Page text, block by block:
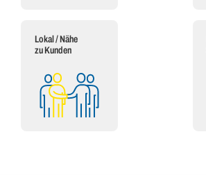
Lokal / Nähe
zu Kunden